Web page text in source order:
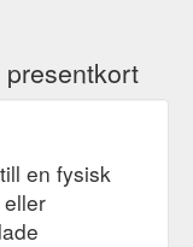
en fysisk